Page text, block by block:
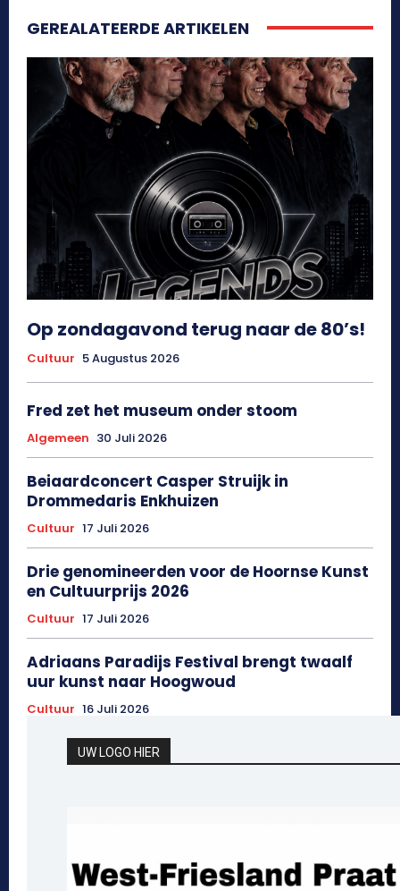
GEREALATEERDE ARTIKELEN
Op zondagavond terug naar de 80’s!
Cultuur 5 Augustus 2026
Fred zet het museum onder stoom
Algemeen 30 Juli 2026
Beiaardconcert Casper Struijk in
Drommedaris Enkhuizen
Cultuur 17 Juli 2026
Drie genomineerden voor de Hoornse Kunst
en Cultuurprijs 2026
Cultuur 17 Juli 2026
Adriaans Paradijs Festival brengt twaalf
uur kunst naar Hoogwoud
Cultuur 16 Juli 2026
UW LOGO HIER